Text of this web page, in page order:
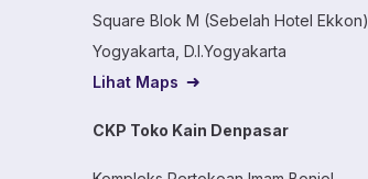
Square Blok M (Sebelah Hotel Ekkon)
Yogyakarta, D.I.Yogyakarta
Lihat Maps
CKP Toko Kain Denpasar